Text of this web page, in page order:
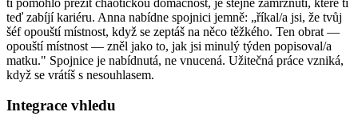
teď zabíjí kariéru. Anna nabídne spojnici jemně: „říkal/a jsi, že tvůj
šéf opouští místnost, když se zeptáš na něco těžkého. Ten obrat —
opouští místnost — zněl jako to, jak jsi minulý týden popisoval/a
matku." Spojnice je nabídnutá, ne vnucená. Užitečná práce vzniká,
když se vrátíš s nesouhlasem.
Integrace vhledu